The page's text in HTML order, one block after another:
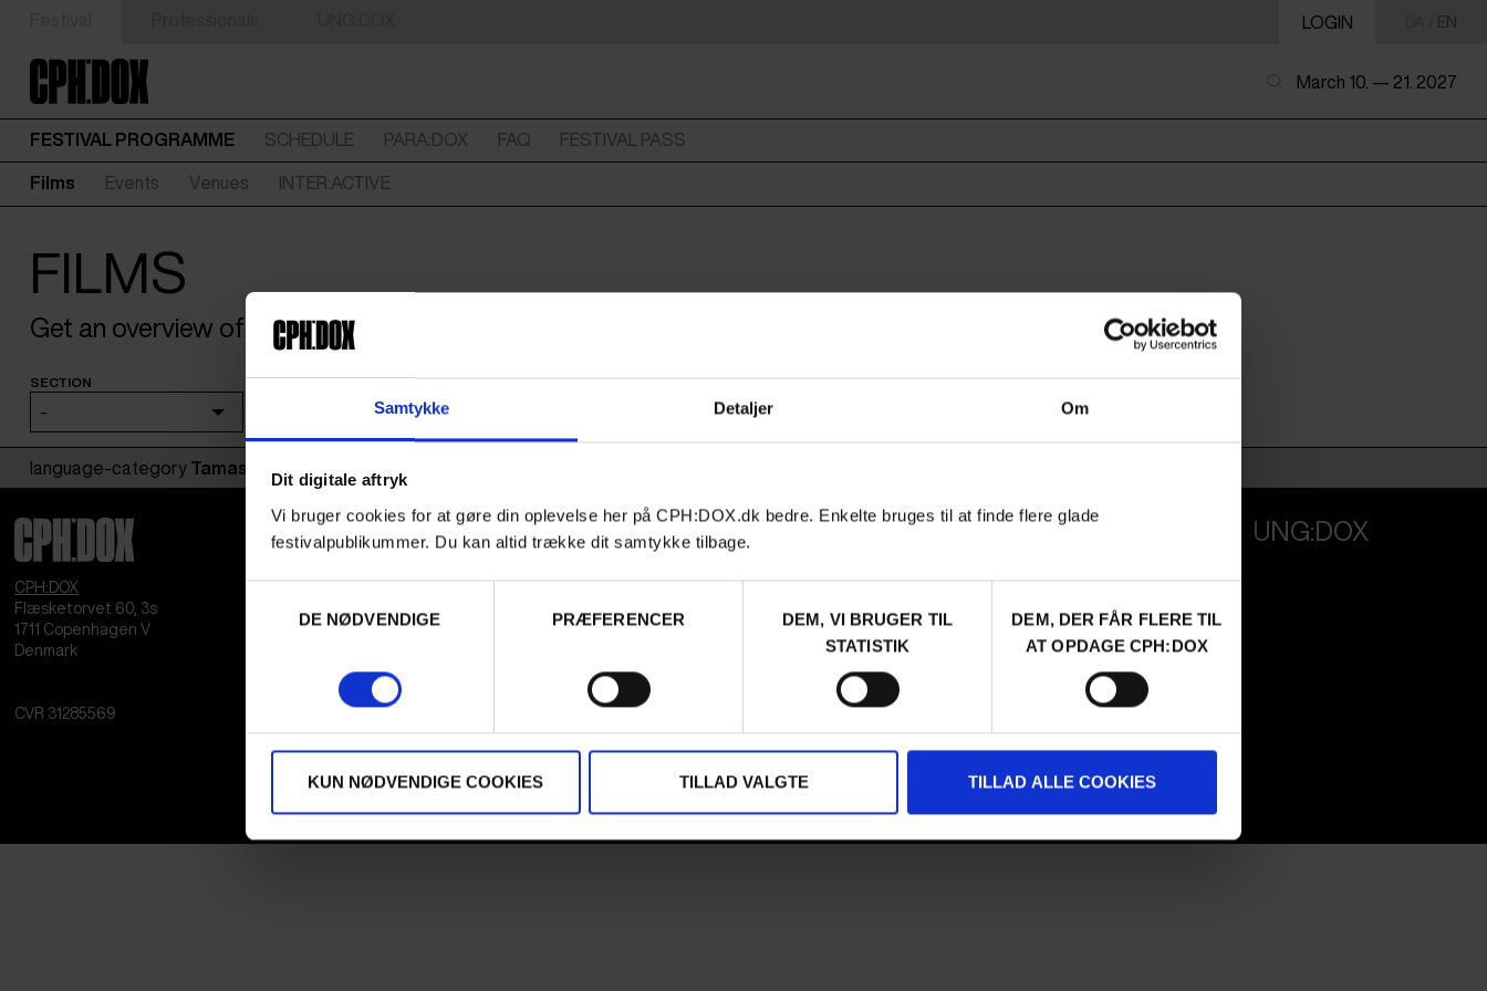
Samtykke Detaljer Om
Dit digitale aftryk
Vi bruger cookies for at gøre din oplevelse her på CPH:DOX.dk bedre. Enkelte bruges til at finde flere glade
festivalpublikummer. Du kan altid trække dit samtykke tilbage.
DE NØDVENDIGE
PRÆFERENCER
DEM, VI BRUGER TIL
STATISTIK
DEM, DER FÅR FLERE TIL
AT OPDAGE CPH:DOX
KUN NØDVENDIGE COOKIES TILLAD VALGTE TILLAD ALLE COOKIES
LOGIN EN
March 10. — 21. 2027
FESTIVAL PROGRAMME SCHEDULE PARA:DOX FAQ FESTIVAL PASS
Films Events Venues INTER:ACTIVE
FILMS
Get an overview of the films coming to CPH:DOX 2026.
SECTION
-
SEARCH
language-category Tamasheq
CPH:DOX
Flæsketorvet 60, 3s
1711 Copenhagen V
Denmark
CVR 31285569
FESTIVAL 2026
Contact
About us
FAQ Festival
Code of Conduct
Volunteer at CPH:DOX
Privacy Policy
PROFESSIONALS
Attend
SCHEDULE CPH:INDUSTRY
Submit
FAQ Industry
CPH:INDUSTRY newsletter
UNG:DOX